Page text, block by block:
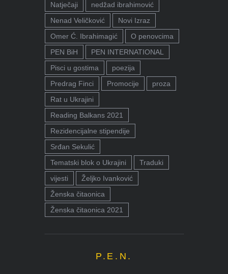
Natječaji
nedžad ibrahimović
Nenad Veličković
Novi Izraz
Omer Ć. Ibrahimagić
O penovcima
PEN BiH
PEN INTERNATIONAL
Pisci u gostima
poezija
Predrag Finci
Promocije
proza
Rat u Ukrajini
Reading Balkans 2021
Rezidencijalne stipendije
Srđan Sekulić
Tematski blok o Ukrajini
Traduki
vijesti
Željko Ivanković
Ženska čitaonica
Ženska čitaonica 2021
P.E.N.